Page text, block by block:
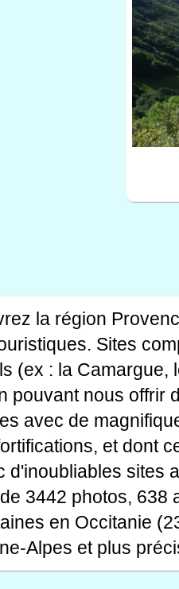
la région
Sites
(ex : la Camargue,
pouvant nous offrir
avec de
et dont
d'inoubliables sites
3442 photos, 638
en Occitanie
Alpes et plus